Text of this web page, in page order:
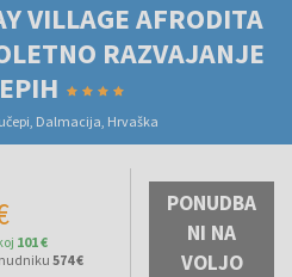
VILLAGE AFRODITA
RAZVAJANJE
Dalmacija, Hrvaška
101 €
574 €
PONUDBA
NI NA
VOLJO